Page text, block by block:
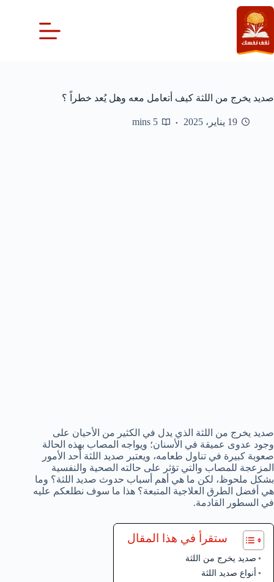
التجاوز
إلى
المحتوى
صديد يخرج من اللثة كيف أتعامل معه وهل يُعد خطراً ؟
19 يناير، 2025 5 mins
صديد يخرج من اللثة الذي يدل في الكثير من الأحيان على
وجود عدوى عميقة في الأسنان؛ ويواجه المصاب بهذه الحالة
صعوبة كبيرة في تناول طعامه، ويعتبر صديد اللثة أحد الأمور
المزعجة للمصاب والتي تؤثر على حالته الصحية والنفسية
بشكل ملحوظ، لكن ما هي أهم أسباب حدوث صديد اللثة؟ وما
هي أفضل الطرق العلاجية المتبعة؟ هذا ما سوف نطلعكم عليه
في السطور القادمة.
ستقرأ في هذا المقال
صديد يخرج من اللثة
أنواع صديد اللثة